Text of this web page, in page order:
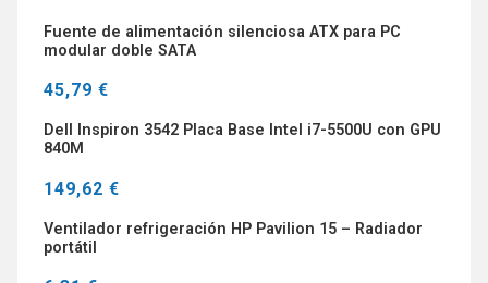
Fuente de alimentación silenciosa ATX para PC
modular doble SATA
45,79 €
Dell Inspiron 3542 Placa Base Intel i7-5500U con GPU
840M
149,62 €
Ventilador refrigeración HP Pavilion 15 – Radiador
portátil